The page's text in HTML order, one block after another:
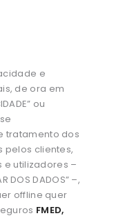
e
de ora em
ou
tratamento dos
pelos clientes,
e utilizadores –
DOS DADOS” –,
offline quer
FMED,